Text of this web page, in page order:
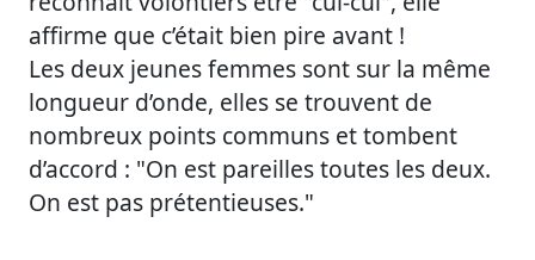
affirme que c’était bien pire avant !
Les deux jeunes femmes sont sur la même
longueur d’onde, elles se trouvent de
nombreux points communs et tombent
d’accord : "On est pareilles toutes les deux.
On est pas prétentieuses."